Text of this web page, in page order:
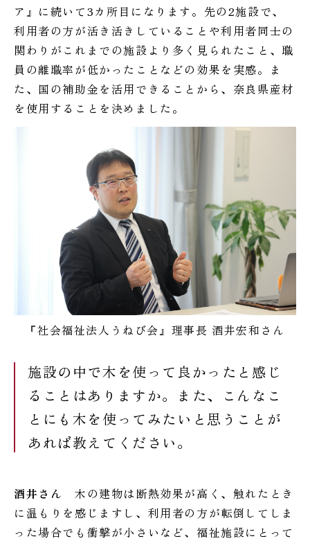
ア』に続いて3カ所目になります。先の2施設で、
利用者の方が活き活きしていることや利用者同士の
関わりがこれまでの施設より多く見られたこと、職
員の離職率が低かったことなどの効果を実感。ま
た、国の補助金を活用できることから、奈良県産材
を使用することを決めました。
『社会福祉法人うねび会』理事長 酒井宏和さん
施設の中で木を使って良かったと感じ
ることはありますか。また、こんなこ
とにも木を使ってみたいと思うことが
あれば教えてください。
酒井さん
木の建物は断熱効果が高く、触れたとき
に温もりを感じますし、利用者の方が転倒してしま
った場合でも衝撃が小さいなど、福祉施設にとって